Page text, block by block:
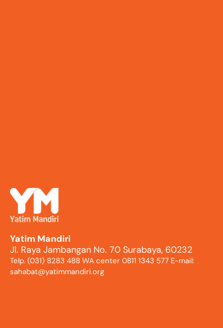
Yatim Mandiri
Jl. Raya Jambangan No. 70 Surabaya, 60232
Telp. (031) 8283 488 WA center 0811 1343 577 E-mail:
sahabat@yatimmandiri.org